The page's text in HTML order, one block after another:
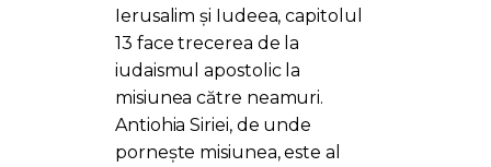
Ierusalim și Iudeea, capitolul
13 face trecerea de la
iudaismul apostolic la
misiunea către neamuri.
Antiohia Siriei, de unde
pornește misiunea, este al